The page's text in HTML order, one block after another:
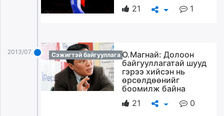
21
1
2013/07/26 Сэжигтэй байгууллага О.Магнай: Долоон
байгууллагатай шууд
гэрээ хийсэн нь
өрсөлдөөнийг
боомилж байна
21
0